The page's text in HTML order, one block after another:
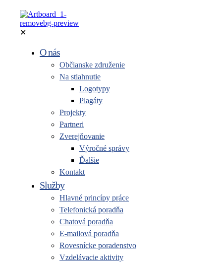
✕
O nás
Občianske združenie
Na stiahnutie
Logotypy
Plagáty
Projekty
Partneri
Zverejňovanie
Výročné správy
Ďalšie
Kontakt
Služby
Hlavné princípy práce
Telefonická poradňa
Chatová poradňa
E-mailová poradňa
Rovesnícke poradenstvo
Vzdelávacie aktivity